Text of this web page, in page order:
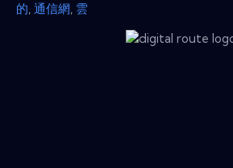
的 通信網 雲